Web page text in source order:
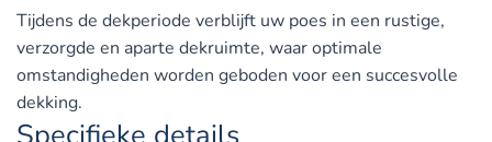
Tijdens de dekperiode verblijft uw poes in een rustige,
verzorgde en aparte dekruimte, waar optimale
omstandigheden worden geboden voor een succesvolle
dekking.